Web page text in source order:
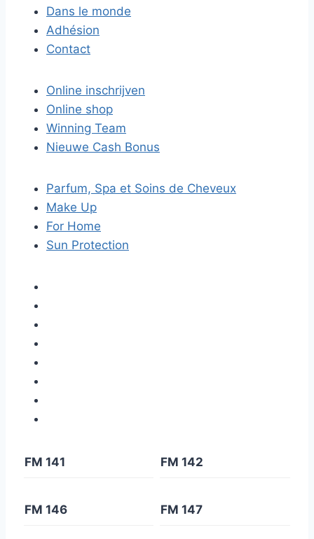
Dans le monde
Adhésion
Contact
Online inschrijven
Online shop
Winning Team
Nieuwe Cash Bonus
Parfum, Spa et Soins de Cheveux
Make Up
For Home
Sun Protection
FM 141 FM 142
FM 146 FM 147